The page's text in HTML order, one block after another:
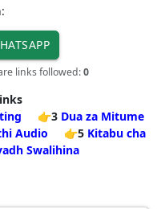
links followed:0
👉3 Dua za Mitume
Audio 👉5 Kitabu cha
Swalihina